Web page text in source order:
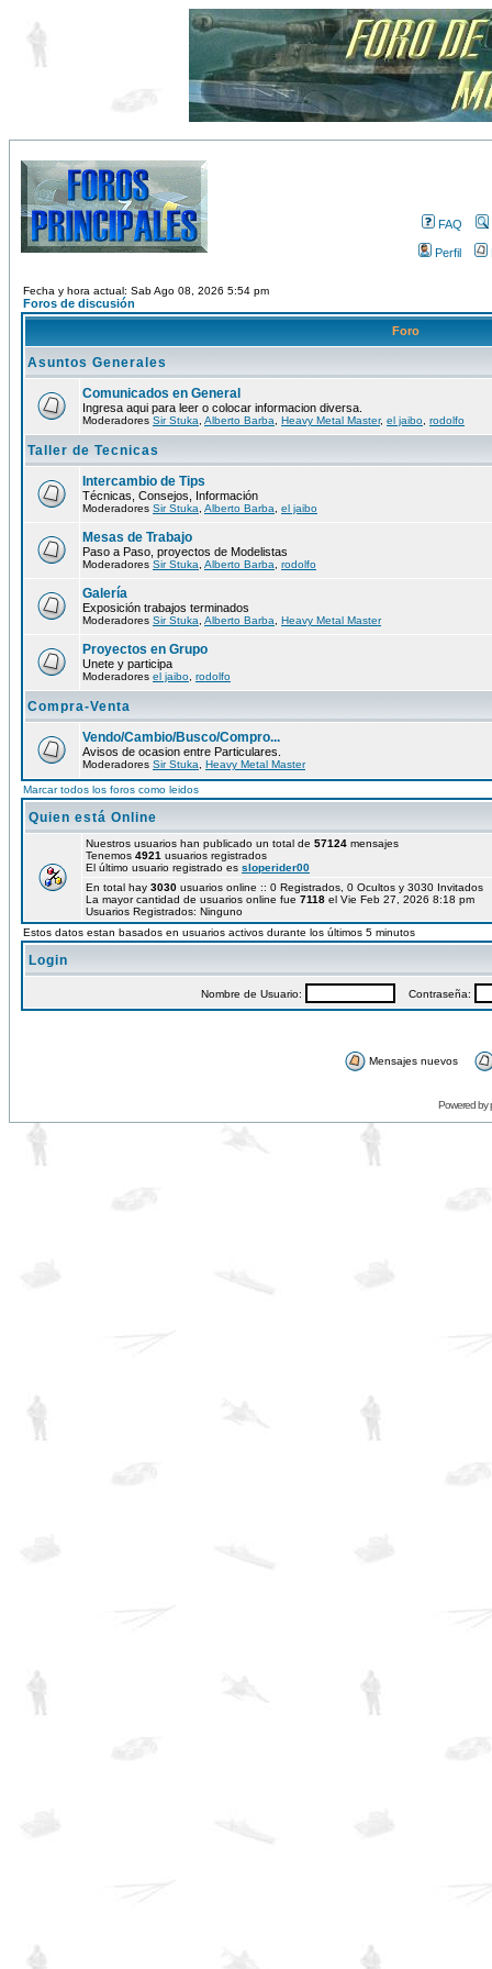
FAQ
Perfil
Fecha y hora actual: Sab Ago 08, 2026 5:54 pm
Foros de discusión
Foro
Asuntos Generales
Comunicados en General
Ingresa aqui para leer o colocar informacion diversa.
Moderadores Sir Stuka Alberto Barba Heavy Metal Master, el jaibo rodolfo
Taller de Tecnicas
Intercambio de Tips
Técnicas, Consejos, Información
Moderadores Sir Stuka Alberto Barba el jaibo
Mesas de Trabajo
Paso a Paso, proyectos de Modelistas
Moderadores Sir Stuka Alberto Barba rodolfo
Galería
Exposición trabajos terminados
Moderadores Sir Stuka Alberto Barba Heavy Metal Master
Proyectos en Grupo
Unete y participa
Moderadores el jaibo rodolfo
Compra-Venta
Vendo/Cambio/Busco/Compro...
Avisos de ocasion entre Particulares.
Moderadores Sir Stuka Heavy Metal Master
Marcar todos los foros como leidos
Quien está Online
Nuestros usuarios han publicado un total de 57124 mensajes
Tenemos 4921 usuarios registrados
El último usuario registrado es sloperider00
En total hay 3030 usuarios online :: 0 Registrados, 0 Ocultos y 3030
La mayor cantidad de usuarios online fue 7118 el Vie Feb 27, 2026 8:18 pm
Usuarios Registrados: Ninguno
Estos datos estan basados en usuarios activos durante los últimos 5 minutos
Login
Nombre de Usuario: Contraseña:
Mensajes nuevos
Powered by